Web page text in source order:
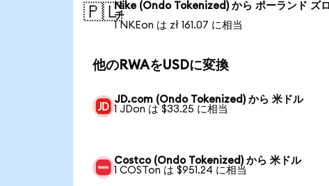
🇵🇱Nike (Ondo Tokenized) から ポーランド ズロ
チ
1 NKEon は zł 161.07 に相当
他のRWAをUSDに変換
JD.com (Ondo Tokenized) から 米ドル
1 JDon は $33.25 に相当
Costco (Ondo Tokenized) から 米ドル
1 COSTon は $951.24 に相当